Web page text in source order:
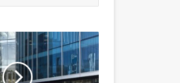
"التجاري
الدولي"
ينجح
في
إتمام